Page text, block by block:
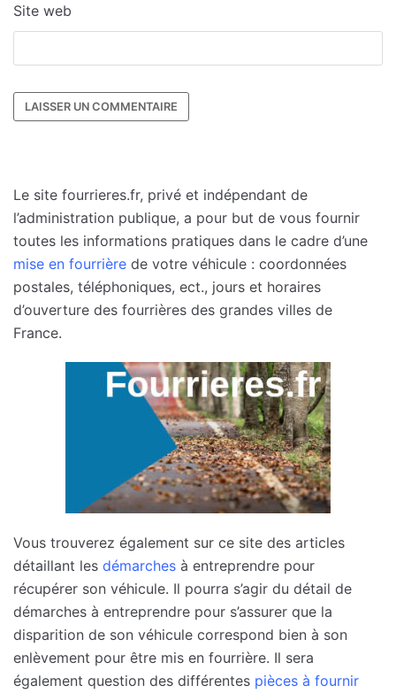
Site web
Le site fourrieres.fr, privé et indépendant de
l’administration publique, a pour but de vous fournir
toutes les informations pratiques dans le cadre d’une
mise en fourrière de votre véhicule : coordonnées
postales, téléphoniques, ect., jours et horaires
d’ouverture des fourrières des grandes villes de
France.
Vous trouverez également sur ce site des articles
détaillant les démarches à entreprendre pour
récupérer son véhicule. Il pourra s’agir du détail de
démarches à entreprendre pour s’assurer que la
disparition de son véhicule correspond bien à son
enlèvement pour être mis en fourrière. Il sera
également question des différentes pièces à fournir